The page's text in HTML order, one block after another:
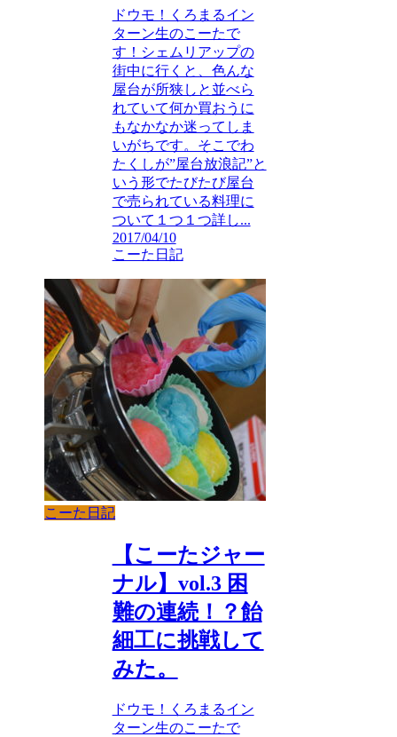
ドウモ！くろまるイン
ターン生のこーたで
す！シェムリアップの
街中に行くと、色んな
屋台が所狭しと並べら
れていて何か買おうに
もなかなか迷ってしま
いがちです。そこでわ
たくしが”屋台放浪記”と
いう形でたびたび屋台
で売られている料理に
ついて１つ１つ詳し...
2017/04/10
こーた日記
こーた日記
【こーたジャー
ナル】vol.3 困
難の連続！？飴
細工に挑戦して
みた。
ドウモ！くろまるイン
ターン生のこーたで